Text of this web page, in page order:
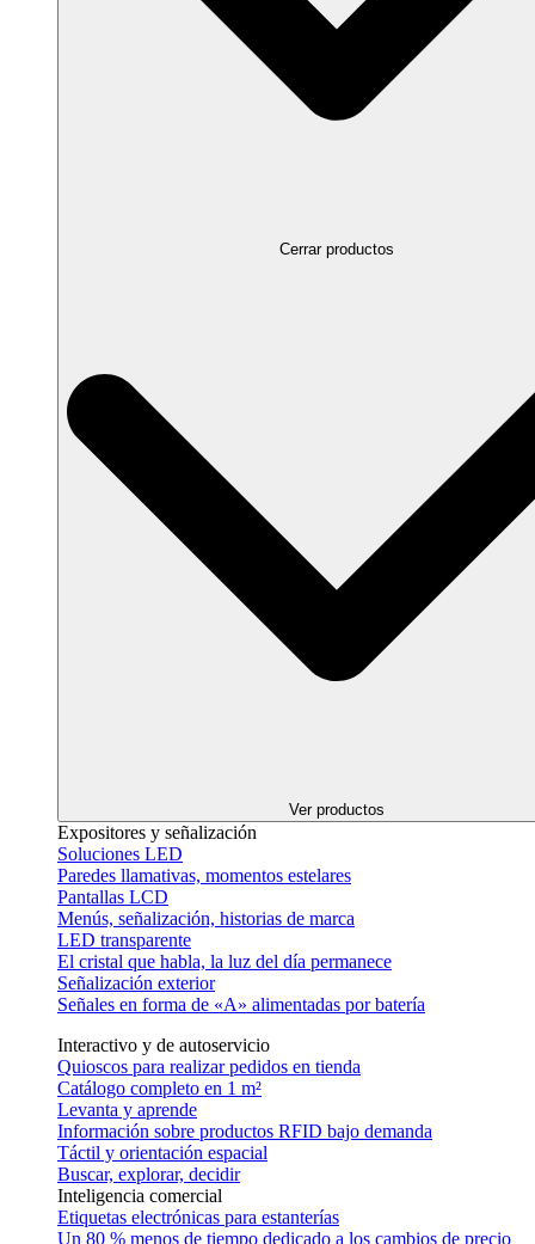
Cerrar productos
Ver productos
Expositores y señalización
Soluciones LED
Paredes llamativas, momentos estelares
Pantallas LCD
Menús, señalización, historias de marca
LED transparente
El cristal que habla, la luz del día permanece
Señalización exterior
Señales en forma de «A» alimentadas por batería
Interactivo y de autoservicio
Quioscos para realizar pedidos en tienda
Catálogo completo en 1 m²
Levanta y aprende
Información sobre productos RFID bajo demanda
Táctil y orientación espacial
Buscar, explorar, decidir
Inteligencia comercial
Etiquetas electrónicas para estanterías
Un 80 % menos de tiempo dedicado a los cambios de precio